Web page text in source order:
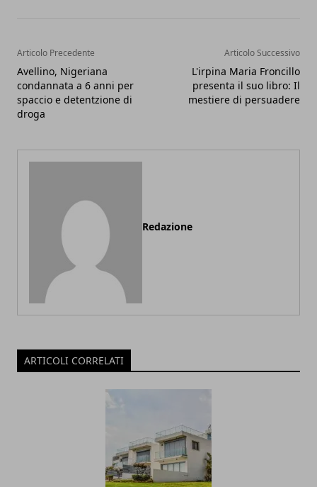
Articolo Precedente
Avellino, Nigeriana
condannata a 6 anni per
spaccio e detentzione di
droga
Articolo Successivo
L'irpina Maria Froncillo
presenta il suo libro: Il
mestiere di persuadere
Redazione
ARTICOLI CORRELATI